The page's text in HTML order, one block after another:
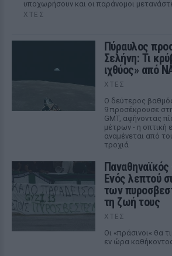
υποχωρήσουν και οι παράνομοι
ΧΤΕΣ
Πύραυλος
Σελήνη: Τι
ιχθύος» από
ΧΤΕΣ
Ο δεύτερος
9 προσέκρουσε
GMT, αφήνοντας
μέτρων - η οπτική
αναμένεται από
τροχιά
Ενός λεπτού
των
τη ζωή τους
ΧΤΕΣ
Οι «πράσινοι« θα
εν ώρα